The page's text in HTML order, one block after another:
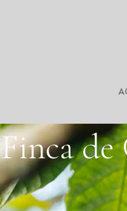
Finca de